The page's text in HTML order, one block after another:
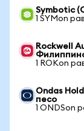
Symbotic
1 SYMon
Rockwell
1 ROKon
Ondas
песо
1 ONDSon